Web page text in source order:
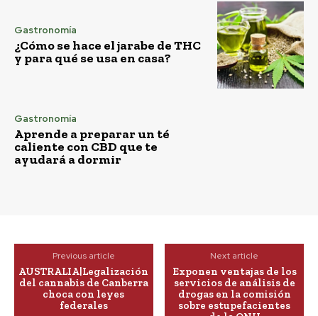
Gastronomía
¿Cómo se hace el jarabe de THC
y para qué se usa en casa?
Gastronomía
Aprende a preparar un té
caliente con CBD que te
ayudará a dormir
Previous article
AUSTRALIA|Legalización
del cannabis de Canberra
choca con leyes
federales
Next article
Exponen ventajas de los
servicios de análisis de
drogas en la comisión
sobre estupefacientes